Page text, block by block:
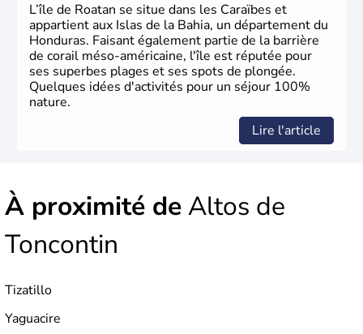
L’île de Roatan se situe dans les Caraïbes et
appartient aux Islas de la Bahia, un département du
Honduras. Faisant également partie de la barrière
de corail méso-américaine, l'île est réputée pour
ses superbes plages et ses spots de plongée.
Quelques idées d'activités pour un séjour 100%
nature.
Lire l'article
À proximité deAltos de
Toncontin
Tizatillo
Yaguacire